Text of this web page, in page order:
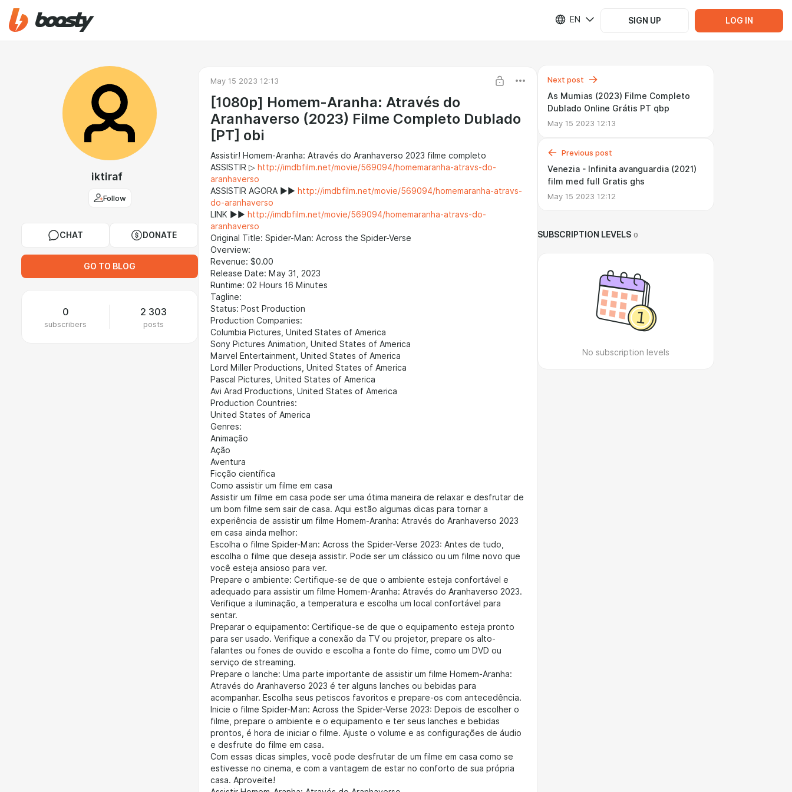
EN SIGN UP LOG IN
iktiraf
Follow
CHAT DONATE
GO TO BLOG
0
subscribers
2 303
posts
May 15 2023 12:13
[1080p] Homem-Aranha: Através do
Aranhaverso (2023) Filme Completo Dublado
[PT] obi
Assistir! Homem-Aranha: Através do Aranhaverso 2023 filme completo
ASSISTIR ▷ http://imdbfilm.net/movie/569094/homemaranha-atravs-do-
aranhaverso
ASSISTIR AGORA ►► http://imdbfilm.net/movie/569094/homemaranha-atravs-
do-aranhaverso
LINK ►► http://imdbfilm.net/movie/569094/homemaranha-atravs-do-
aranhaverso
Original Title: Spider-Man: Across the Spider-Verse
Overview:
Revenue: $0.00
Release Date: May 31, 2023
Runtime: 02 Hours 16 Minutes
Tagline:
Status: Post Production
Production Companies:
Columbia Pictures, United States of America
Sony Pictures Animation, United States of America
Marvel Entertainment, United States of America
Lord Miller Productions, United States of America
Pascal Pictures, United States of America
Avi Arad Productions, United States of America
Production Countries:
United States of America
Genres:
Animação
Ação
Aventura
Ficção científica
Como assistir um filme em casa
Assistir um filme em casa pode ser uma ótima maneira de relaxar e desfrutar de
um bom filme sem sair de casa. Aqui estão algumas dicas para tornar a
experiência de assistir um filme Homem-Aranha: Através do Aranhaverso 2023
em casa ainda melhor:
Escolha o filme Spider-Man: Across the Spider-Verse 2023: Antes de tudo,
escolha o filme que deseja assistir. Pode ser um clássico ou um filme novo que
você esteja ansioso para ver.
Prepare o ambiente: Certifique-se de que o ambiente esteja confortável e
adequado para assistir um filme Homem-Aranha: Através do Aranhaverso 2023.
Verifique a iluminação, a temperatura e escolha um local confortável para
sentar.
Preparar o equipamento: Certifique-se de que o equipamento esteja pronto
para ser usado. Verifique a conexão da TV ou projetor, prepare os alto-
falantes ou fones de ouvido e escolha a fonte do filme, como um DVD ou
serviço de streaming.
Prepare o lanche: Uma parte importante de assistir um filme Homem-Aranha:
Através do Aranhaverso 2023 é ter alguns lanches ou bebidas para
acompanhar. Escolha seus petiscos favoritos e prepare-os com antecedência.
Inicie o filme Spider-Man: Across the Spider-Verse 2023: Depois de escolher o
filme, prepare o ambiente e o equipamento e ter seus lanches e bebidas
prontos, é hora de iniciar o filme. Ajuste o volume e as configurações de áudio
e desfrute do filme em casa.
Com essas dicas simples, você pode desfrutar de um filme em casa como se
estivesse no cinema, e com a vantagem de estar no conforto de sua própria
casa. Aproveite!
Next post
As Mumias (2023) Filme Completo
Dublado Online Grátis PT qbp
May 15 2023 12:13
Previous post
Venezia - Infinita avanguardia (2021)
film med full Gratis ghs
May 15 2023 12:12
SUBSCRIPTION LEVELS 0
No subscription levels